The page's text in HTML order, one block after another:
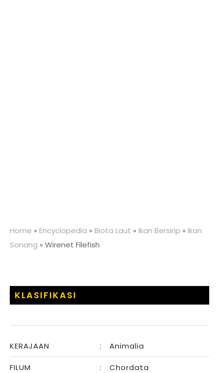
Home » Encyclopedia » Biota Laut » Ikan Bersirip » Ikan
Sonang » Wirenet Filefish
KLASIFIKASI
KERAJAAN : Animalia
FILUM : Chordata